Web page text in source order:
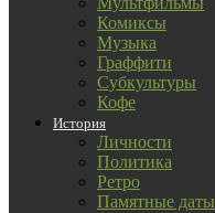
Комиксы
Музыка
Граффити
Субкультуры
Кофе
История
Личности
Политика
Ретро
Памятные даты